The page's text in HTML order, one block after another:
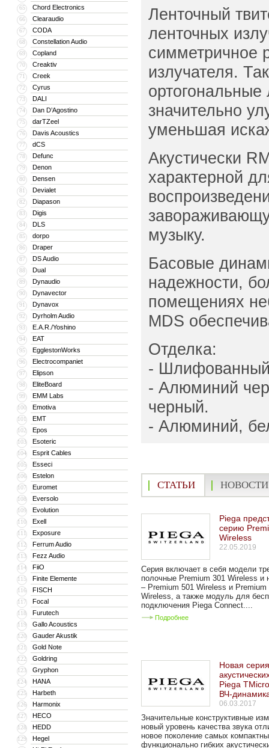
65 Chord Electronics
66 Clearaudio
67 CODA
68 Constellation Audio
69 Copland
70 Creaktiv
71 Creek
72 Cyrus
73 DALI
74 Dan D’Agostino
75 darTZeel
76 Davis Acoustics
77 dCS
78 Defunc
79 Denon
80 Densen
81 Devialet
82 Diapason
83 Digis
84 DLS
85 dorpo
86 Draper
87 DS Audio
88 Dual
89 Dynaudio
90 Dynavector
91 Dynavox
92 Dyrholm Audio
93 E.A.R./Yoshino
94 EAT
95 EgglestonWorks
96 Electrocompaniet
97 Elipson
98 EliteBoard
99 EMM Labs
100 Emotiva
101 EMT
102 Epos
103 Esoteric
104 Esprit Cables
105 Esseci
106 Estelon
107 Euromet
108 Eversolo
109 Evolution
110 Exell
111 Exposure
112 Ferrum Audio
113 Fezz Audio
114 FiiO
115 Finite Elemente
116 FISCH
117 Focal
118 Furutech
119 Gallo Acoustics
120 Gauder Akustik
121 Gold Note
122 Goldring
123 Gryphon
124 HANA
125 Harbeth
126 Harmonix
127 HECO
128 HEDD
129 Hegel
Ленточный
ленточных
симметричное
излучателя.
значительно
уменьшая
Акустически
характерной
музыку.
Басовые
надежности,
помещениях
MDS
Отделка:
- Шлифованный
- Алюминий
черный.
- Алюминий,
СТАТЬИ НОВОСТИ
Piega
серию
Wireless
22.05.2019
Серия включает в себя модели
полочные Premium 301 Wireless и
– Premium 501 Wireless и Premium
Wireless, а также модуль для
подключения Piega Connect....
Подробнее
Новая
Piega
ВЧ-
06.03.2017
Значительные конструктивные
новый уровень качества звука
новое поколение самых
функционально гибких